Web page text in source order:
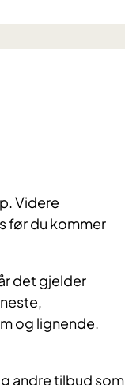
Videre
før du kommer
det gjelder
og lignende.
andre tilbud som